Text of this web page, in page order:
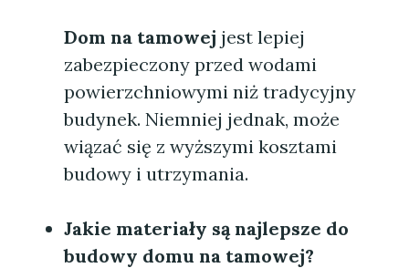
Dom na tamowej jest lepiej
zabezpieczony przed wodami
powierzchniowymi niż tradycyjny
budynek. Niemniej jednak, może
wiązać się z wyższymi kosztami
budowy i utrzymania.
Jakie materiały są najlepsze do
budowy domu na tamowej?